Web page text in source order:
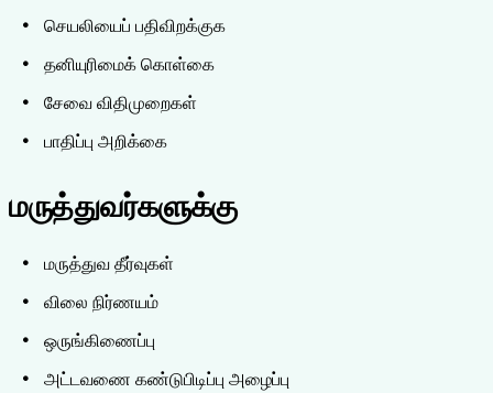
செயலியைப் பதிவிறக்குக
தனியுரிமைக் கொள்கை
சேவை விதிமுறைகள்
பாதிப்பு அறிக்கை
மருத்துவர்களுக்கு
மருத்துவ தீர்வுகள்
விலை நிர்ணயம்
ஒருங்கிணைப்பு
அட்டவணை கண்டுபிடிப்பு அழைப்பு